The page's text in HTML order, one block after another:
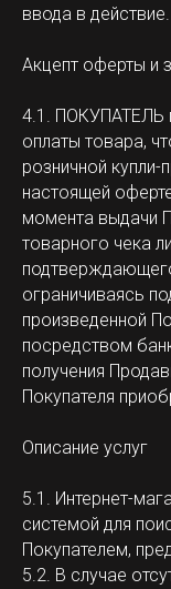
ввода в действие.
Акцепт оферты и
4.1. ПОКУПАТЕЛЬ
оплаты товара,
розничной
настоящей
момента выдачи
товарного чека
ограничиваясь
произведенной
посредством
получения
Покупателя
Описание услуг
5.1. Интернет-
системой для
Покупателем,
5.2. В случае